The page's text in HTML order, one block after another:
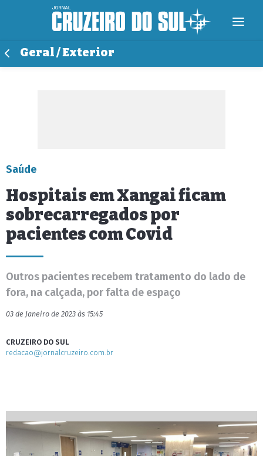
Geral / Exterior
Saúde
Hospitais em Xangai ficam
sobrecarregados por
pacientes com Covid
Outros pacientes recebem tratamento do lado de
fora, na calçada, por falta de espaço
03 de Janeiro de 2023 às 15:45
CRUZEIRO DO SUL
redacao@jornalcruzeiro.com.br